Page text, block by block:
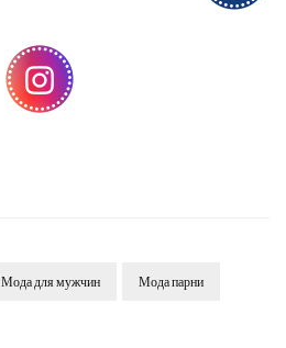
Мода для мужчин Мода парни